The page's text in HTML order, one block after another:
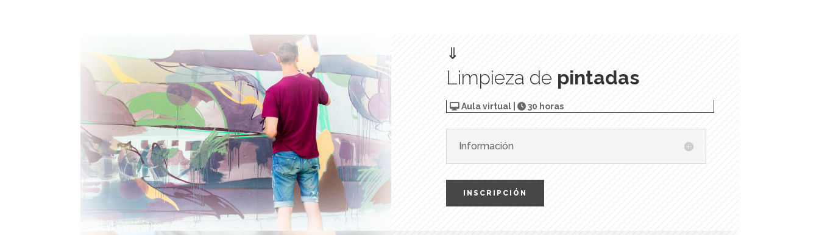
⇓
Limpieza de pintadas
Aula virtual | 30 horas
Información
INSCRIPCIÓN